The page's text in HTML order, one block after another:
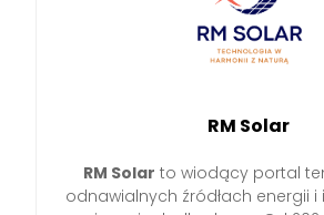
RM Solar
RM Solar to wiodący portal
odnawialnych źródłach energii